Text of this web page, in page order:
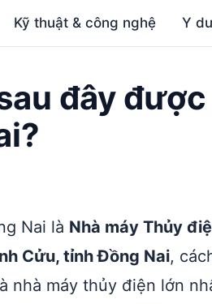
Kỹ thuật & công nghệ Y
đây
Nai là Nhà máy Thủy
Cửu, tỉnh Đồng Nai,
nhà máy thủy điện lớn